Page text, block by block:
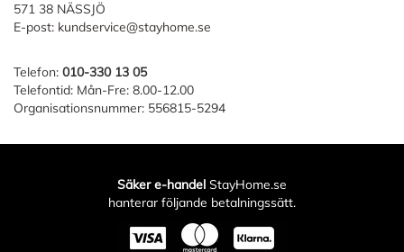
571 38 NÄSSJÖ
E-post: kundservice@stayhome.se
Telefon: 010-330 13 05
Telefontid: Mån-Fre: 8.00-12.00
Organisationsnummer: 556815-5294
Säker e-handel StayHome.se
hanterar följande betalningssätt.